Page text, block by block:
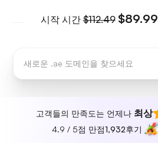
시작 시간$112.49 $89.99
고객들의 만족도는 언제나 최상
4.9 / 5점 만점1,932후기